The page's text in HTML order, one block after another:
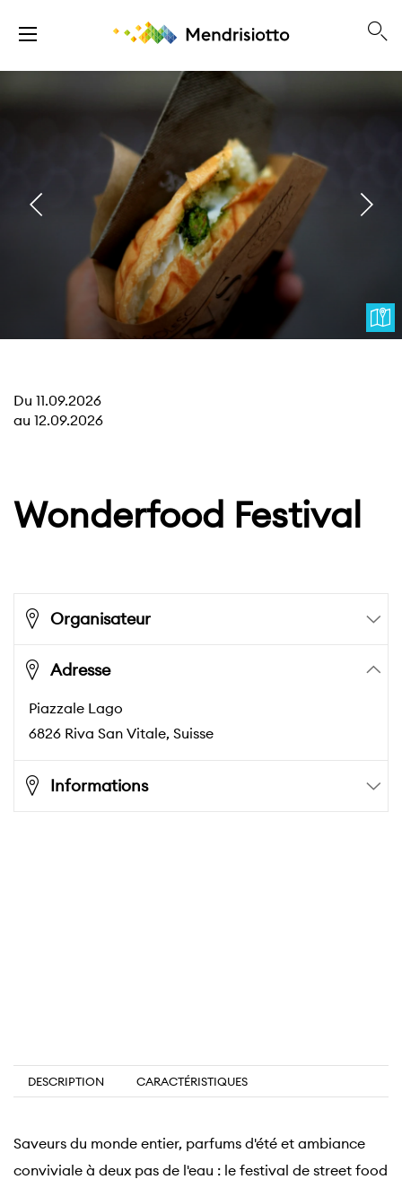
Du 11.09.2026
au 12.09.2026
Wonderfood Festival
Organisateur
Adresse
Piazzale Lago
6826 Riva San Vitale, Suisse
Informations
DESCRIPTION CARACTÉRISTIQUES
Saveurs du monde entier, parfums d'été et ambiance
conviviale à deux pas de l'eau : le festival de street food